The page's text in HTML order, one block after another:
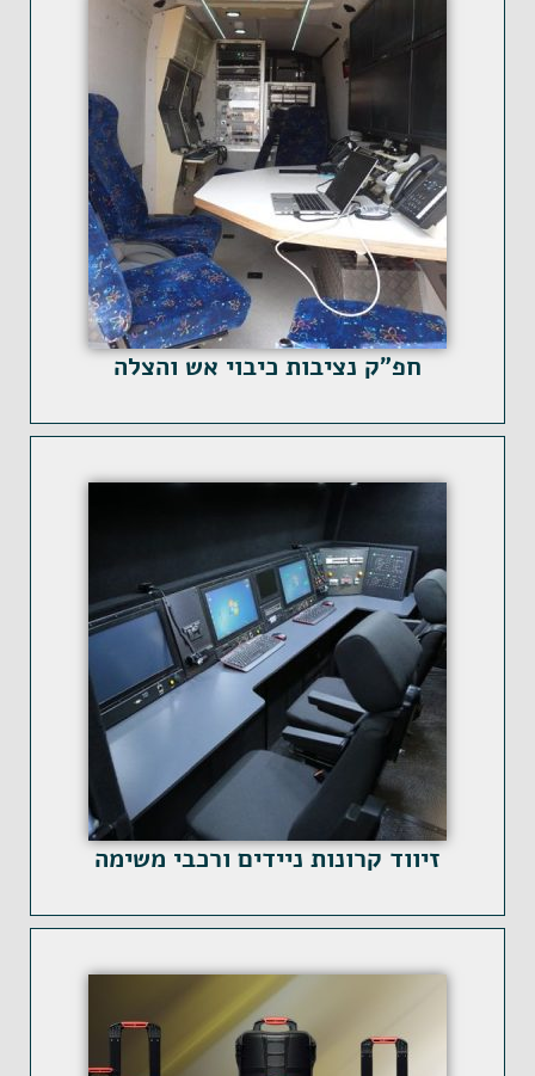
חפ"ק נציבות כיבוי אש והצלה
זיווד קרונות ניידים ורכבי משימה